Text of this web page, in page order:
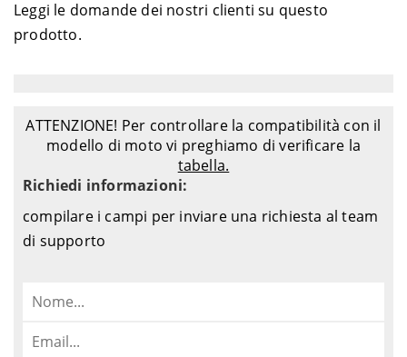
Leggi le domande dei nostri clienti su questo
prodotto.
ATTENZIONE! Per controllare la compatibilità con il
modello di moto vi preghiamo di verificare la
tabella.
Richiedi informazioni:
compilare i campi per inviare una richiesta al team
di supporto